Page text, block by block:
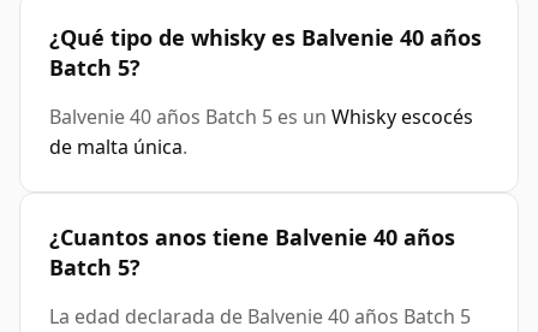
¿Qué tipo de whisky es Balvenie 40 años
Batch 5?
Balvenie 40 años Batch 5 es un Whisky escocés
de malta única.
¿Cuantos anos tiene Balvenie 40 años
Batch 5?
La edad declarada de Balvenie 40 años Batch 5